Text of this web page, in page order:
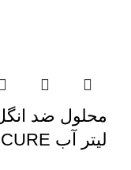
لیتر آب ECTOCURE